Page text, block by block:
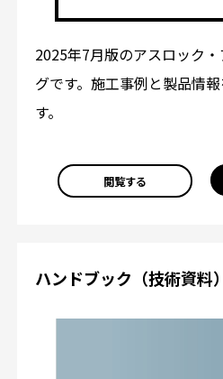
2025年7月版のアスロック
グです。施工事例と製品情
す。
閲覧する
ハンドブック（技術資料）